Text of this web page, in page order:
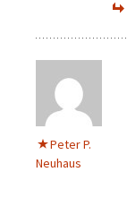
Peter P.
Neuhaus